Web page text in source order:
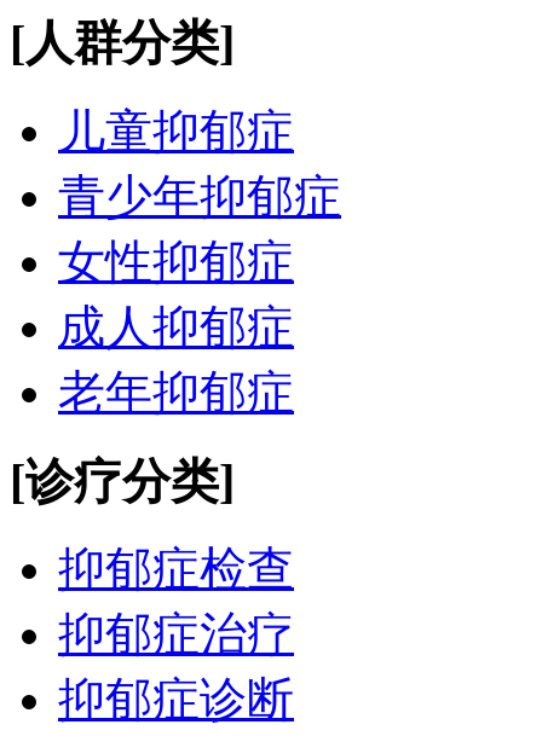
[人群分类]
儿童抑郁症
青少年抑郁症
女性抑郁症
成人抑郁症
老年抑郁症
[诊疗分类]
抑郁症检查
抑郁症治疗
抑郁症诊断